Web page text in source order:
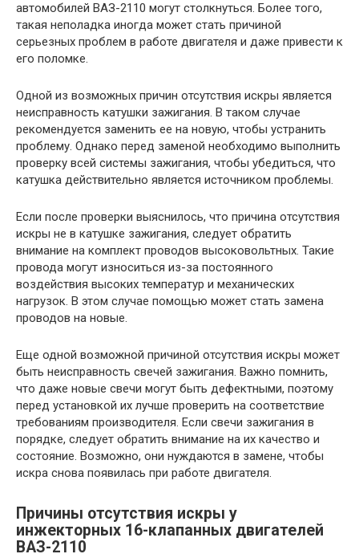
автомобилей ВАЗ-2110 могут столкнуться. Более того,
такая неполадка иногда может стать причиной
серьезных проблем в работе двигателя и даже привести к
его поломке.
Одной из возможных причин отсутствия искры является
неисправность катушки зажигания. В таком случае
рекомендуется заменить ее на новую, чтобы устранить
проблему. Однако перед заменой необходимо выполнить
проверку всей системы зажигания, чтобы убедиться, что
катушка действительно является источником проблемы.
Если после проверки выяснилось, что причина отсутствия
искры не в катушке зажигания, следует обратить
внимание на комплект проводов высоковольтных. Такие
провода могут износиться из-за постоянного
воздействия высоких температур и механических
нагрузок. В этом случае помощью может стать замена
проводов на новые.
Еще одной возможной причиной отсутствия искры может
быть неисправность свечей зажигания. Важно помнить,
что даже новые свечи могут быть дефектными, поэтому
перед установкой их лучше проверить на соответствие
требованиям производителя. Если свечи зажигания в
порядке, следует обратить внимание на их качество и
состояние. Возможно, они нуждаются в замене, чтобы
искра снова появилась при работе двигателя.
Причины отсутствия искры у
инжекторных 16-клапанных двигателей
ВАЗ-2110